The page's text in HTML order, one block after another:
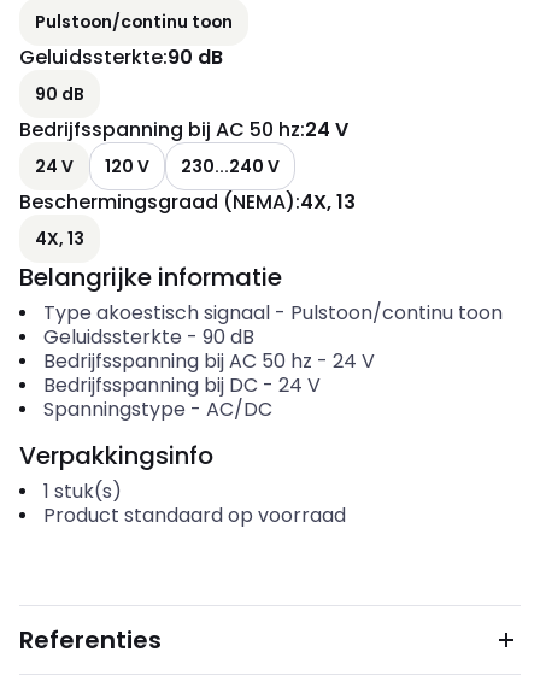
Pulstoon/continu toon
Geluidssterkte:90 dB
90 dB
Bedrijfsspanning bij AC 50 hz:24 V
24 V 120 V 230...240 V
Beschermingsgraad (NEMA):4X, 13
4X, 13
Belangrijke informatie
Type akoestisch signaal- Pulstoon/continu toon
Geluidssterkte - 90 dB
Bedrijfsspanning bij AC 50 hz - 24 V
Bedrijfsspanning bij DC - 24 V
Spanningstype - AC/DC
Verpakkingsinfo
1 stuk(s)
Product standaard op voorraad
Referenties